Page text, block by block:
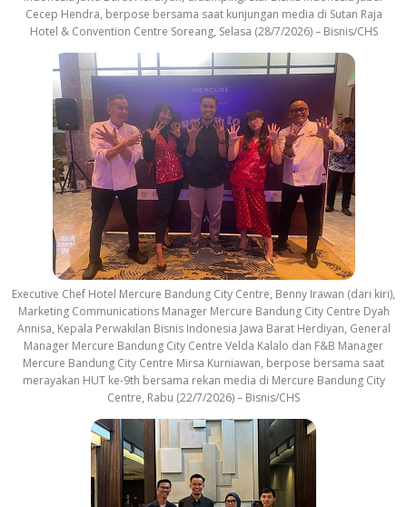
Cecep Hendra, berpose bersama saat kunjungan media di Sutan Raja
Hotel & Convention Centre Soreang, Selasa (28/7/2026) – Bisnis/CHS
Executive Chef Hotel Mercure Bandung City Centre, Benny Irawan (dari kiri),
Marketing Communications Manager Mercure Bandung City Centre Dyah
Annisa, Kepala Perwakilan Bisnis Indonesia Jawa Barat Herdiyan, General
Manager Mercure Bandung City Centre Velda Kalalo dan F&B Manager
Mercure Bandung City Centre Mirsa Kurniawan, berpose bersama saat
merayakan HUT ke-9th bersama rekan media di Mercure Bandung City
Centre, Rabu (22/7/2026) – Bisnis/CHS